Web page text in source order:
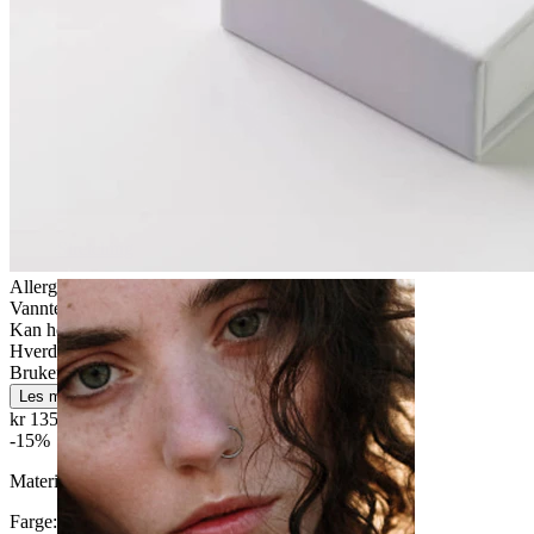
Allergivennlig
Vanntett
Kan holde livet ut
Hverdagsbruk
Brukervennligt
Les mer
kr 135,15kr 159,00
-15%
Materiale:Titan
Farge:
Blank